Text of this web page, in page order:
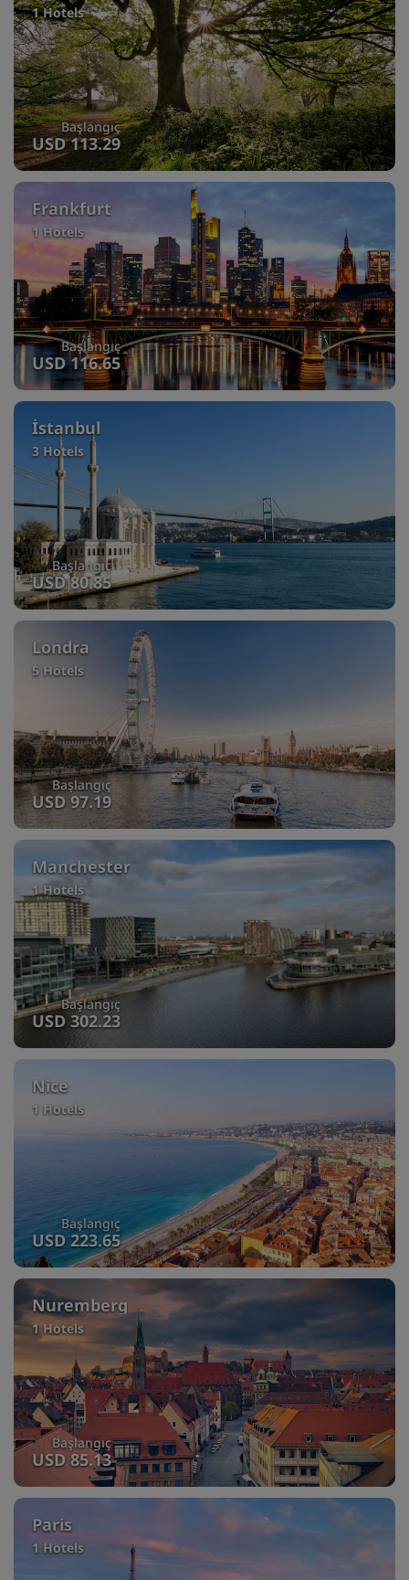
1 Hotels
Başlangıç
USD 113.29
Frankfurt
1 Hotels
Başlangıç
USD 116.65
İstanbul
3 Hotels
Başlangıç
USD 80.85
Londra
5 Hotels
Başlangıç
USD 97.19
Manchester
1 Hotels
Başlangıç
USD 302.23
Nice
1 Hotels
Başlangıç
USD 223.65
Nuremberg
1 Hotels
Başlangıç
USD 85.13
Paris
1 Hotels